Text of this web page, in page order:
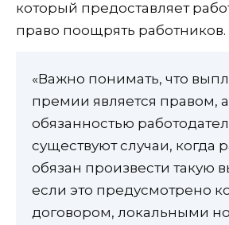
который предоставляет
право поощрять работников.
«Важно понимать, что
премии является правом,
обязанностью
существуют случаи, когда
обязан произвести такую
если это предусмотрено
договором, локальными